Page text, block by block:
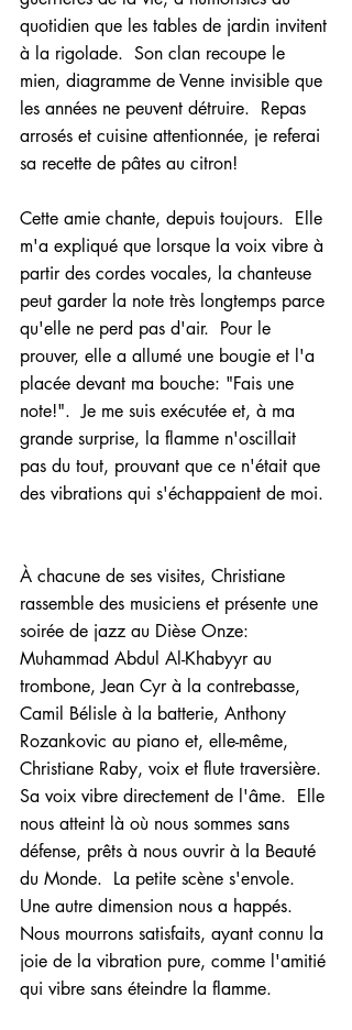
quotidien que les tables de jardin invitent
à la rigolade.  Son clan recoupe le
mien, diagramme de Venne invisible que
les années ne peuvent détruire.  Repas
arrosés et cuisine attentionnée, je referai
sa recette de pâtes au citron!
Cette amie chante, depuis toujours.  Elle
m'a expliqué que lorsque la voix vibre à
partir des cordes vocales, la chanteuse
peut garder la note très longtemps parce
qu'elle ne perd pas d'air.  Pour le
prouver, elle a allumé une bougie et l'a
placée devant ma bouche: "Fais une
note!".  Je me suis exécutée et, à ma
grande surprise, la flamme n'oscillait
pas du tout, prouvant que ce n'était que
des vibrations qui s'échappaient de moi.
À chacune de ses visites, Christiane
rassemble des musiciens et présente une
soirée de jazz au Dièse Onze:
Muhammad Abdul Al-Khabyyr au
trombone, Jean Cyr à la contrebasse,
Camil Bélisle à la batterie, Anthony
Rozankovic au piano et, elle-même,
Christiane Raby, voix et flute traversière.
Sa voix vibre directement de l'âme.  Elle
nous atteint là où nous sommes sans
défense, prêts à nous ouvrir à la Beauté
du Monde.  La petite scène s'envole.
Une autre dimension nous a happés.
Nous mourrons satisfaits, ayant connu la
joie de la vibration pure, comme l'amitié
qui vibre sans éteindre la flamme.